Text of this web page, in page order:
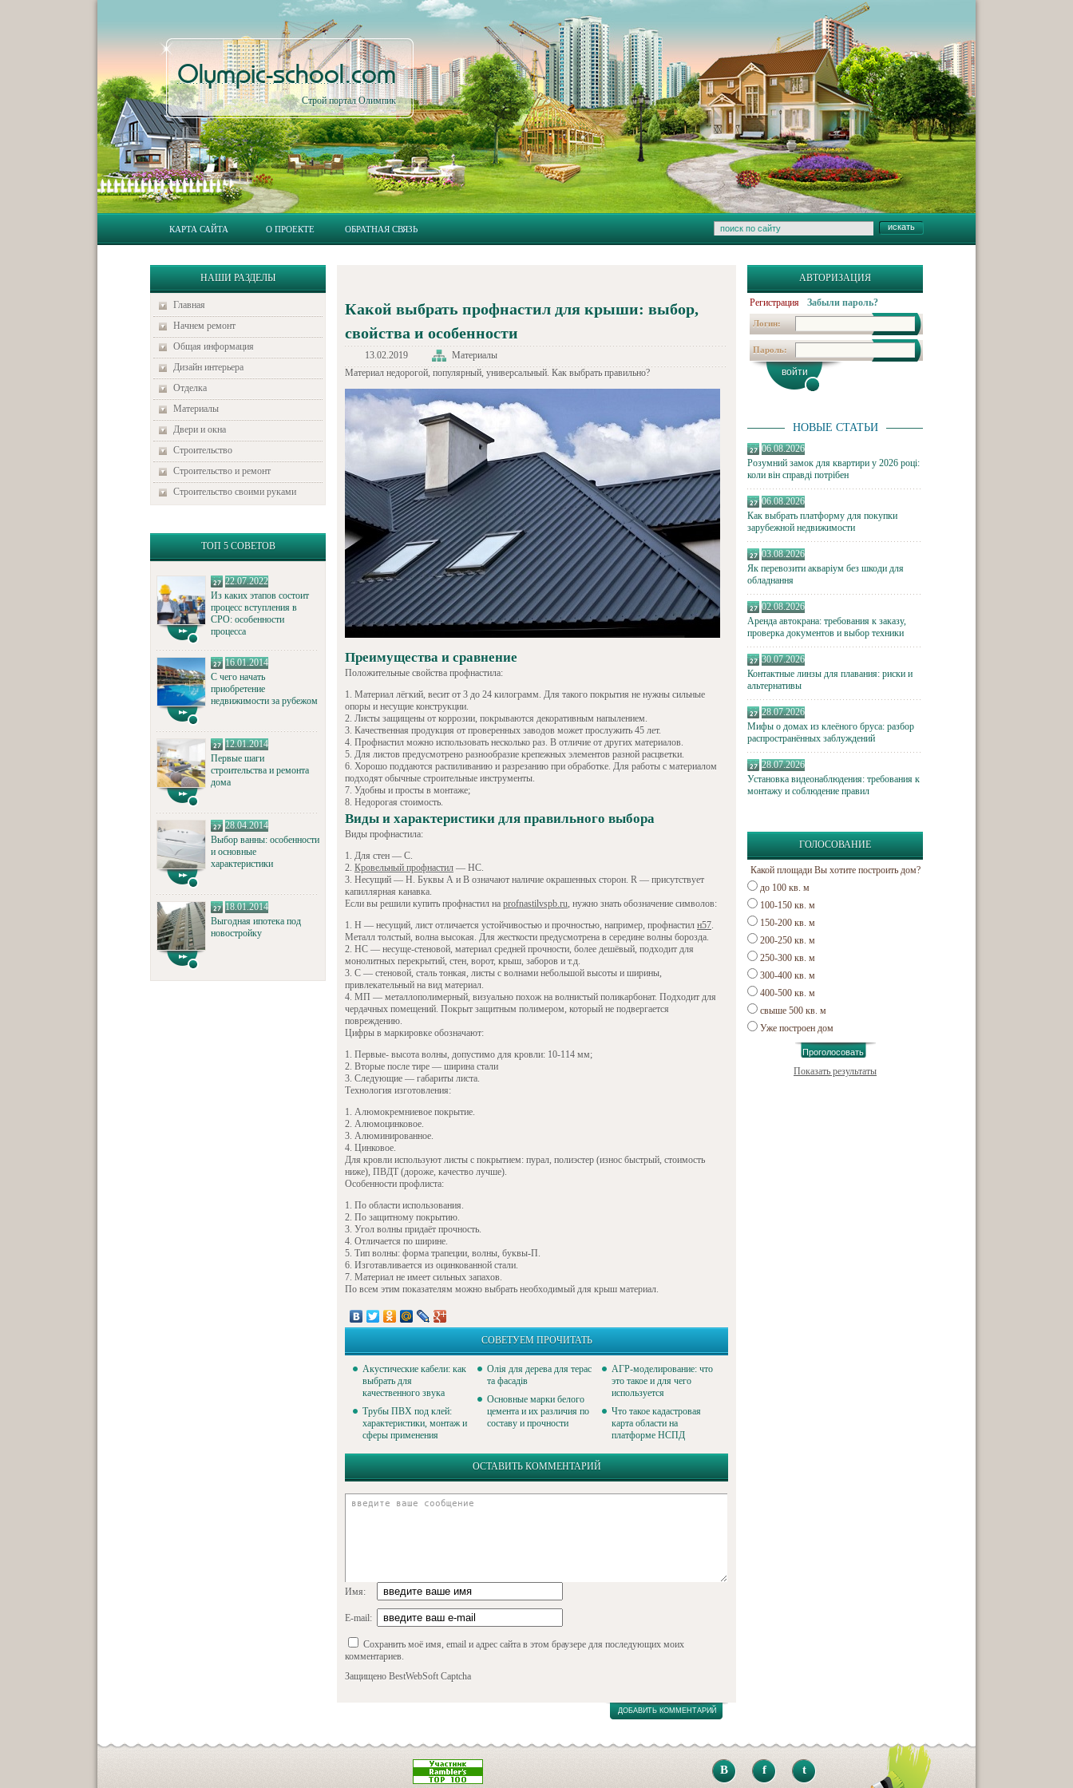
Olympic-school.com
Строй портал Олимпик
КАРТА САЙТА О ПРОЕКТЕ ОБРАТНАЯ СВЯЗЬ
НАШИ РАЗДЕЛЫ
Главная
Начнем ремонт
Общая информация
Дизайн интерьера
Отделка
Материалы
Двери и окна
Строительство
Строительство и ремонт
Строительство своими руками
ТОП 5 СОВЕТОВ
22.07.2022
Из каких этапов состоит
процесс вступления в
СРО: особенности
процесса
16.01.2014
С чего начать
приобретение
недвижимости за рубежом
12.01.2014
Первые шаги
строительства и ремонта
дома
28.04.2014
Выбор ванны: особенности
и основные
характеристики
18.01.2014
Выгодная ипотека под
новостройку
АВТОРИЗАЦИЯ
Регистрация Забыли пароль?
Логин:
Пароль:
НОВЫЕ СТАТЬИ
06.08.2026
Розумний замок для квартири у 2026 році:
коли він справді потрібен
06.08.2026
Как выбрать платформу для покупки
зарубежной недвижимости
03.08.2026
Як перевозити акваріум без шкоди для
обладнання
02.08.2026
Аренда автокрана: требования к заказу,
проверка документов и выбор техники
30.07.2026
Контактные линзы для плавания: риски и
альтернативы
28.07.2026
Мифы о домах из клеёного бруса: разбор
распространённых заблуждений
28.07.2026
Установка видеонаблюдения: требования к
монтажу и соблюдение правил
ГОЛОСОВАНИЕ
Какой площади Вы хотите построить дом?
до 100 кв. м
100-150 кв. м
150-200 кв. м
200-250 кв. м
250-300 кв. м
300-400 кв. м
400-500 кв. м
свыше 500 кв. м
Уже построен дом
Показать результаты
Какой выбрать профнастил для крыши: выбор,
свойства и особенности
13.02.2019
Материалы
Материал недорогой, популярный, универсальный. Как выбрать правильно?
Преимущества и сравнение
Положительные свойства профнастила:
Материал лёгкий, весит от 3 до 24 килограмм. Для такого покрытия не нужны сильные
опоры и несущие конструкции.
Листы защищены от коррозии, покрываются декоративным напылением.
Качественная продукция от проверенных заводов может прослужить 45 лет.
Профнастил можно использовать несколько раз. В отличие от других материалов.
Для листов предусмотрено разнообразие крепежных элементов разной расцветки.
Хорошо поддаются распиливанию и разрезанию при обработке. Для работы с материалом
подходят обычные строительные инструменты.
Удобны и просты в монтаже;
Недорогая стоимость.
Виды и характеристики для правильного выбора
Виды профнастила:
Для стен — С.
Кровельный профнастил — НС.
Несущий — Н. Буквы А и В означают наличие окрашенных сторон. R — присутствует
капиллярная канавка.
Если вы решили купить профнастил на profnastilvspb.ru, нужно знать обозначение символов:
Н — несущий, лист отличается устойчивостью и прочностью, например, профнастил н57.
Металл толстый, волна высокая. Для жесткости предусмотрена в середине волны борозда.
НС — несуще-стеновой, материал средней прочности, более дешёвый, подходит для
монолитных перекрытий, стен, ворот, крыш, заборов и т.д.
С — стеновой, сталь тонкая, листы с волнами небольшой высоты и ширины,
привлекательный на вид материал.
МП — металлополимерный, визуально похож на волнистый поликарбонат. Подходит для
чердачных помещений. Покрыт защитным полимером, который не подвергается
повреждению.
Цифры в маркировке обозначают:
Первые- высота волны, допустимо для кровли: 10-114 мм;
Вторые после тире — ширина стали
Следующие — габариты листа.
Технология изготовления:
Алюмокремниевое покрытие.
Алюмоцинковое.
Алюминированное.
Цинковое.
Для кровли используют листы с покрытием: пурал, полиэстер (износ быстрый, стоимость
ниже), ПВДТ (дороже, качество лучше).
Особенности профлиста:
По области использования.
По защитному покрытию.
Угол волны придаёт прочность.
Отличается по ширине.
Тип волны: форма трапеции, волны, буквы-П.
Изготавливается из оцинкованной стали.
Материал не имеет сильных запахов.
По всем этим показателям можно выбрать необходимый для крыш материал.
СОВЕТУЕМ ПРОЧИТАТЬ
Акустические кабели: как
выбрать для
качественного звука
Трубы ПВХ под клей:
характеристики, монтаж и
сферы применения
Олія для дерева для терас
та фасадів
Основные марки белого
цемента и их различия по
составу и прочности
АГР-моделирование: что
это такое и для чего
используется
Что такое кадастровая
карта области на
платформе НСПД
ОСТАВИТЬ КОММЕНТАРИЙ
Имя:
E-mail:
Сохранить моё имя, email и адрес сайта в этом браузере для последующих моих
комментариев.
Защищено BestWebSoft Captcha
B f t